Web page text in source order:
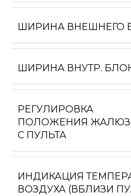
ШИРИНА ВНЕШНЕГО
ШИРИНА ВНУТР.
РЕГУЛИРОВКА
ПОЛОЖЕНИЯ
С ПУЛЬТА
ИНДИКАЦИЯ
ВОЗДУХА (ВБЛИЗИ